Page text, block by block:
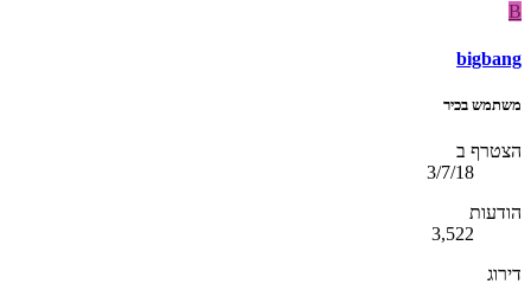
B
bigbang
משתמש בכיר
הצטרף ב
3/7/18
הודעות
3,522
דירוג